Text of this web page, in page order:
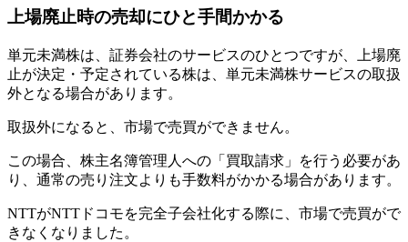
上場廃止時の売却にひと手間かかる
単元未満株は、証券会社のサービスのひとつですが、上場廃
止が決定・予定されている株は、 単元未満株サービスの取扱
外となる場合があります。
取扱外になると、市場で売買ができません。
この場合、株主名簿管理人への「買取請求」を行う必要があ
り、通常の売り注文よりも手数料がかかる場合があります。
NTTがNTTドコモを完全子会社化する際に、市場で売買がで
きなくなりました。